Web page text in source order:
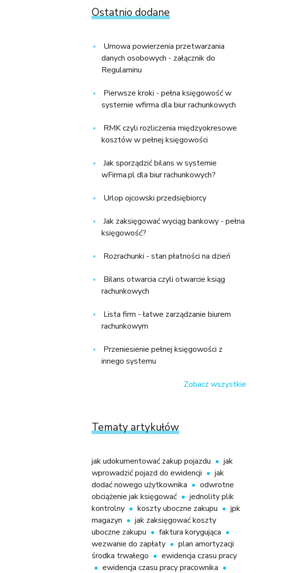
Ostatnio dodane
Umowa powierzenia przetwarzania
danych osobowych - załącznik do
Regulaminu
Pierwsze kroki - pełna księgowość w
systemie wfirma dla biur rachunkowych
RMK czyli rozliczenia międzyokresowe
kosztów w pełnej księgowości
Jak sporządzić bilans w systemie
wFirma.pl dla biur rachunkowych?
Urlop ojcowski przedsiębiorcy
Jak zaksięgować wyciąg bankowy - pełna
księgowość?
Rozrachunki - stan płatności na dzień
Bilans otwarcia czyli otwarcie ksiąg
rachunkowych
Lista firm - łatwe zarządzanie biurem
rachunkowym
Przeniesienie pełnej księgowości z
innego systemu
Zobacz wszystkie
Tematy artykułów
jak udokumentować zakup pojazdu
jak
wprowadzić pojazd do ewidencji
jak
dodać nowego użytkownika
odwrotne
obciążenie jak księgować
jednolity plik
kontrolny
koszty uboczne zakupu
jpk
magazyn
jak zaksięgować koszty
uboczne zakupu
faktura korygująca
wezwanie do zapłaty
plan amortyzacji
środka trwałego
ewidencja czasu pracy
ewidencja czasu pracy pracownika